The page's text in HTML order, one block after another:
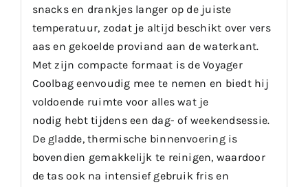
snacks en drankjes langer op de juiste
temperatuur, zodat je altijd beschikt over vers
aas en gekoelde proviand aan de waterkant.
Met zijn compacte formaat is de Voyager
Coolbag eenvoudig mee te nemen en biedt hij
voldoende ruimte voor alles wat je
nodig hebt tijdens een dag- of weekendsessie.
De gladde, thermische binnenvoering is
bovendien gemakkelijk te reinigen, waardoor
de tas ook na intensief gebruik fris en